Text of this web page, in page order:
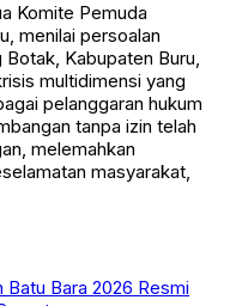
Komite Pemuda
menilai persoalan
Kabupaten Buru,
multidimensi yang
pelanggaran hukum
tanpa izin telah
melemahkan
masyarakat,